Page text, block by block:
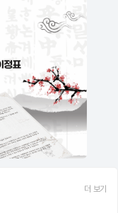
더 보기